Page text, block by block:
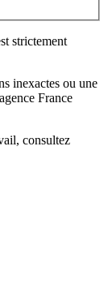
strictement
inexactes ou une
France
, consultez